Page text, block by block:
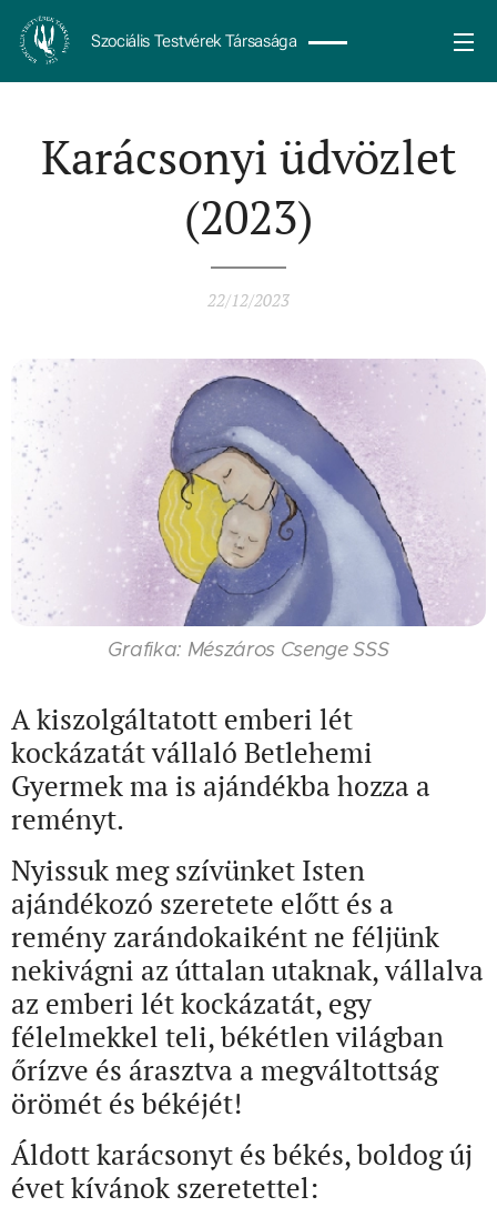
Szociális Testvérek Társasága
Karácsonyi üdvözlet
(2023)
22/12/2023
Grafika: Mészáros Csenge SSS
A kiszolgáltatott emberi lét
kockázatát vállaló Betlehemi
Gyermek ma is ajándékba hozza a
reményt.
Nyissuk meg szívünket Isten
ajándékozó szeretete előtt és a
remény zarándokaiként ne féljünk
nekivágni az úttalan utaknak, vállalva
az emberi lét kockázatát, egy
félelmekkel teli, békétlen világban
őrízve és árasztva a megváltottság
örömét és békéjét!
Áldott karácsonyt és békés, boldog új
évet kívánok szeretettel: